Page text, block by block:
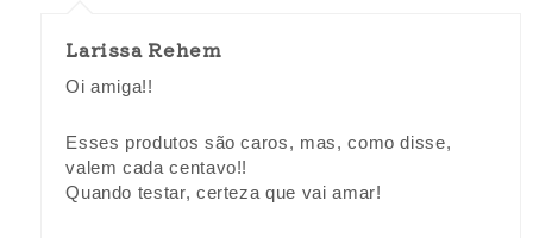
Larissa Rehem
Oi amiga!!
Esses produtos são caros, mas, como disse,
valem cada centavo!!
Quando testar, certeza que vai amar!